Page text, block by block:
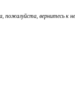
вернитесь к